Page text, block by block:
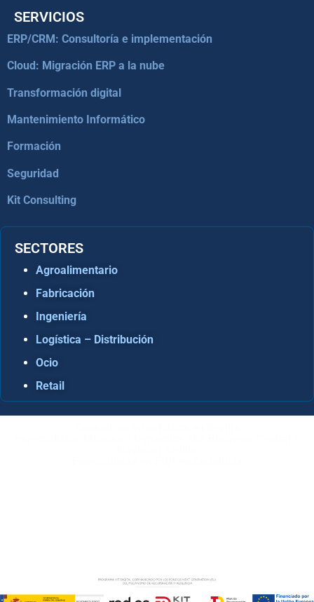
SERVICIOS
ERP/CRM: Consultoría e implementación
Cloud: Migración ERP a la nube
Transformación digital
Mantenimiento Informático
Formación
Seguridad
Kit Consulting
SECTORES
Agroalimentario
Fabricación
Ingeniería
Logística – Distribución
Ocio
Retail